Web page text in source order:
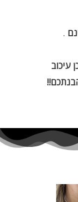
.
עיכוב